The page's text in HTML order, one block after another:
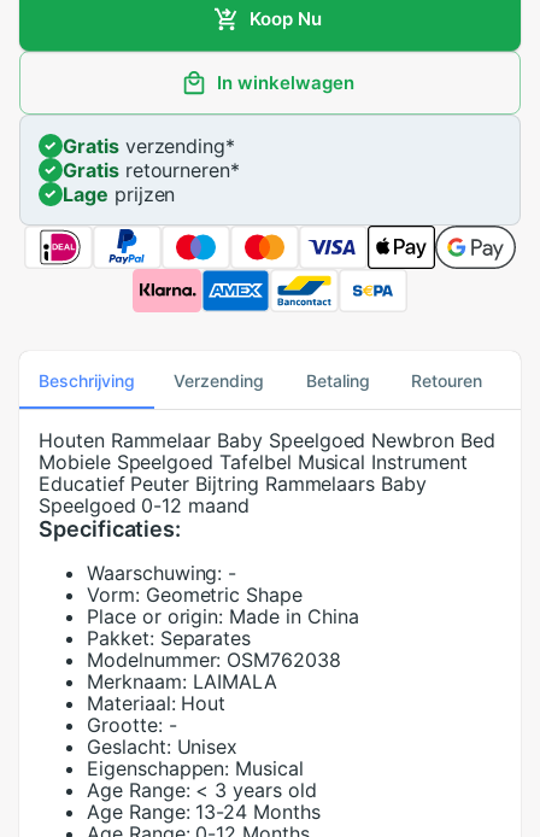
Koop Nu
In winkelwagen
Gratisverzending*
Gratisretourneren*
Lage prijzen
Beschrijving Verzending Betaling Retouren
Houten Rammelaar Baby Speelgoed Newbron Bed
Mobiele Speelgoed Tafelbel Musical Instrument
Educatief Peuter Bijtring Rammelaars Baby
Speelgoed 0-12 maand
Specificaties:
Waarschuwing: -
Vorm: Geometric Shape
Place or origin: Made in China
Pakket: Separates
Modelnummer: OSM762038
Merknaam: LAIMALA
Materiaal: Hout
Grootte: -
Geslacht: Unisex
Eigenschappen: Musical
Age Range: < 3 years old
Age Range: 13-24 Months